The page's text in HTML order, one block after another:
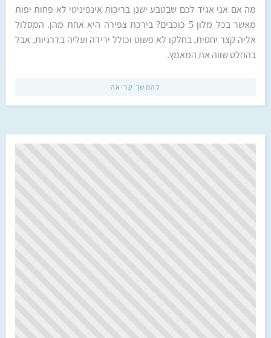
מה אם אני אגיד לכם שבטבע ישנן בריכות אינפיניטי לא פחות יפות
מאשר בכל מלון 5 כוכבים? בירכת צפירה היא אחת מהן. המסלול
אליה קצר יחסית, בחלקו לא פשוט וכולל ירידה ועליה בדרגיות, אבל
בהחלט שווה את המאמץ.
להמשך קריאה